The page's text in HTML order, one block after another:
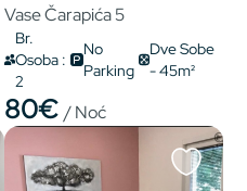
Vase Čarapića 5
Br.
Osoba :
2
No
Parking
Dve Sobe
- 45m²
80€ / Noć